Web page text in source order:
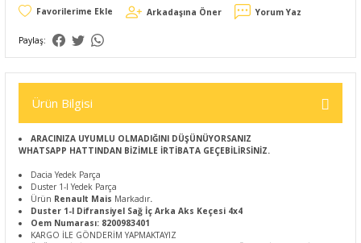
Arkadaşına Öner Yorum Yaz
Paylaş:
Ürün Bilgisi
ARACINIZA UYUMLU OLMADIĞINI DÜŞÜNÜYORSANIZ
WHATSAPP HATTINDAN BİZİMLE İRTİBATA GEÇEBİLİRSİNİZ.
Dacia Yedek Parça
Duster 1-I Yedek Parça
Ürün Renault Mais Markadır.
Duster 1-I Difransiyel Sağ İç Arka Aks Keçesi 4x4
Oem Numarası: 8200983401
KARGO İLE GÖNDERİM YAPMAKTAYIZ